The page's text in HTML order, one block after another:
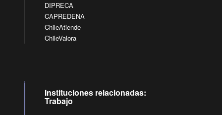
DIPRECA
CAPREDENA
ChileAtiende
ChileValora
Instituciones relacionadas:
Trabajo